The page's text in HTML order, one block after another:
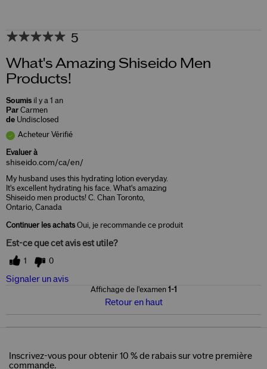
5
What's Amazing Shiseido Men
Products!
Soumis il y a 1 an
Par Carmen
de Undisclosed
Acheteur Vérifié
Evaluer à
shiseido.com/ca/en/
My husband uses this hydrating lotion everyday.
It's excellent hydrating his face. What's amazing
Shiseido men products! C. Chan Toronto,
Ontario, Canada
Continuer les achatsOui, je recommande ce produit
Est-ce que cet avis est utile?
1 0
Signaler un avis
Affichage de l'examen 1-1
Retour en haut
Inscrivez-vous pour obtenir 10 % de rabais sur votre première
commande.